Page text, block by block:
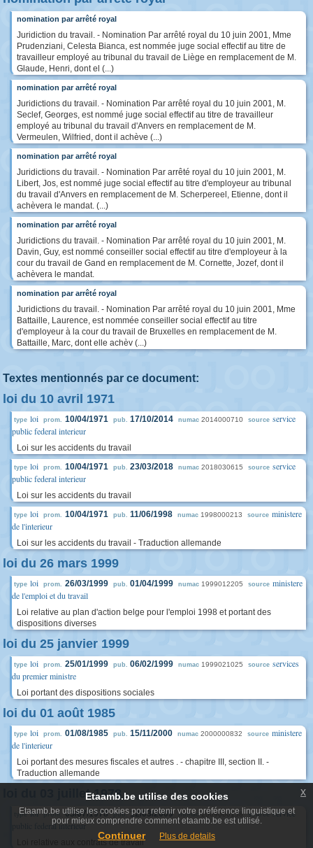
nomination par arrêté royal
Juridiction du travail. - Nomination Par arrêté royal du 10 juin 2001, Mme
Prudenziani, Celesta Bianca, est nommée juge social effectif au titre de
travailleur employé au tribunal du travail de Liège en remplacement de M.
Glaude, Henri, dont el (...)
nomination par arrêté royal
Juridictions du travail. - Nomination Par arrêté royal du 10 juin 2001, M.
Seclef, Georges, est nommé juge social effectif au titre de travailleur
employé au tribunal du travail d'Anvers en remplacement de M.
Vermeulen, Wilfried, dont il achève (...)
nomination par arrêté royal
Juridictions du travail. - Nomination Par arrêté royal du 10 juin 2001, M.
Libert, Jos, est nommé juge social effectif au titre d'employeur au tribunal
du travail d'Anvers en remplacement de M. Scherpereel, Etienne, dont il
achèvera le mandat. (...)
nomination par arrêté royal
Juridictions du travail. - Nomination Par arrêté royal du 10 juin 2001, M.
Davin, Guy, est nommé conseiller social effectif au titre d'employeur à la
cour du travail de Gand en remplacement de M. Cornette, Jozef, dont il
achèvera le mandat.
nomination par arrêté royal
Juridictions du travail. - Nomination Par arrêté royal du 10 juin 2001, Mme
Battaille, Laurence, est nommée conseiller social effectif au titre
d'employeur à la cour du travail de Bruxelles en remplacement de M.
Battaille, Marc, dont elle achèv (...)
Textes mentionnés par ce document:
loi du 10 avril 1971
type loi prom. 10/04/1971 pub. 17/10/2014 numac 2014000710 source service
public federal interieur
Loi sur les accidents du travail
type loi prom. 10/04/1971 pub. 23/03/2018 numac 2018030615 source service
public federal interieur
Loi sur les accidents du travail
type loi prom. 10/04/1971 pub. 11/06/1998 numac 1998000213 source ministere
de l'interieur
Loi sur les accidents du travail - Traduction allemande
loi du 26 mars 1999
type loi prom. 26/03/1999 pub. 01/04/1999 numac 1999012205 source ministere
de l'emploi et du travail
Loi relative au plan d'action belge pour l'emploi 1998 et portant des
dispositions diverses
loi du 25 janvier 1999
type loi prom. 25/01/1999 pub. 06/02/1999 numac 1999021025 source services
du premier ministre
Loi portant des dispositions sociales
loi du 01 août 1985
type loi prom. 01/08/1985 pub. 15/11/2000 numac 2000000832 source ministere
de l'interieur
Loi portant des mesures fiscales et autres . - chapitre III, section II. -
Traduction allemande
loi du 03 juillet 1978
type loi prom. 03/07/1978 pub. 12/03/2009 numac2009000158 source service
public federal interieur
Loi relative aux contrats de travail
Etaamb.be utilise des cookies
Etaamb.be utilise les cookies pour retenir votre préférence linguistique et
pour mieux comprendre comment etaamb.be est utilisé.
Continuer Plus de details
x